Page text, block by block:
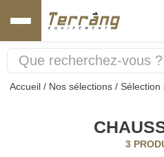
Accueil / Nos sélections / Sélection
3